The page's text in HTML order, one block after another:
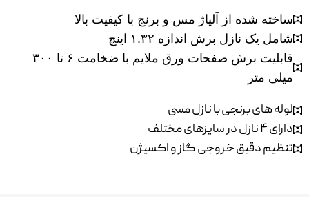
ساخته شده از آلیاژ مس و برنج با کیفیت بالا
شامل یک نازل برش اندازه ۱.۳۲ اینچ
قابلیت برش صفحات ورق ملایم با ضخامت ۶ تا ۳۰۰
میلی متر
لوله های برنجی با نازل مسی
دارای ۴ نازل در سایزهای مختلف
تنظیم دقیق خروجی گاز و اکسیژن